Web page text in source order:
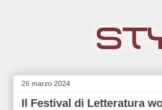
26 marzo 2024
Il Festival di Letteratura